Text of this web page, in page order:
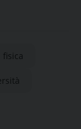
fisica